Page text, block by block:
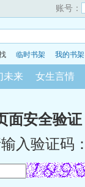
账号：
临时书架 我的书架
未来 女生言情
面安全验证
入验证码：